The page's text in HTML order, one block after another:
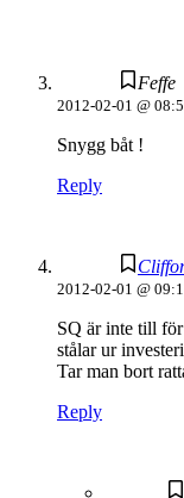
Feffe
2012-02-01 @
Snygg båt !
Reply
2012-02-01 @
SQ är inte till
stålar ur
Tar man bort
Reply